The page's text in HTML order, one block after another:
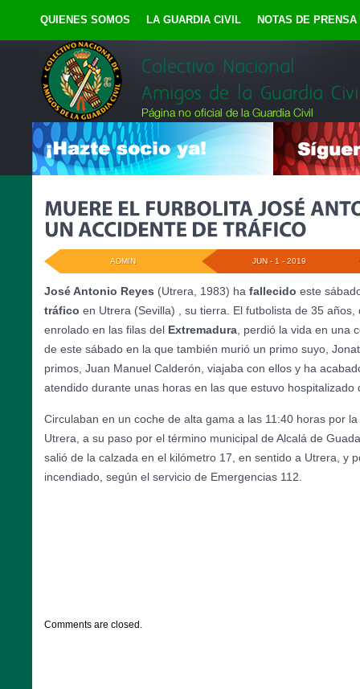
QUIENES SOMOS LA GUARDIA CIVIL NOTAS DE PRENSA
JUN - 1 - 2019
ADMIN
José Antonio Reyes (Utrera, 1983) ha fallecido este
tráfico en Utrera (Sevilla) , su tierra. El futbolista de 35 años,
enrolado en las filas del Extremadura , perdió la vida en una
de este sábado en la que también murió un primo suyo,
primos, Juan Manuel Calderón, viajaba con ellos y ha
atendido durante unas horas en las que estuvo hospitalizado
Circulaban en un coche de alta gama a las 11:40 horas por
Utrera, a su paso por el término municipal de Alcalá de
salió de la calzada en el kilómetro 17, en sentido a Utrera, y
incendiado, según el servicio de Emergencias 112.
Comments are closed.